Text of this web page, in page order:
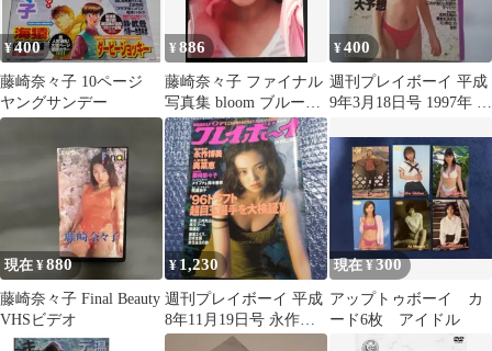
¥400
藤崎奈々子 10ページ
ヤングサンデー
¥886
藤崎奈々子 ファイナル
写真集 bloom ブルーム
ぶんか社
¥400
週刊プレイボーイ 平成
9年3月18日号 1997年 今
現在 ¥880
藤崎奈々子 Final Beauty
VHSビデオ
¥1,230
週刊プレイボーイ 平成
8年11月19日号 永作博
美さん特集号 奥菜恵 他
現在 ¥300
アップトゥボーイ カ
ード6枚 アイドル